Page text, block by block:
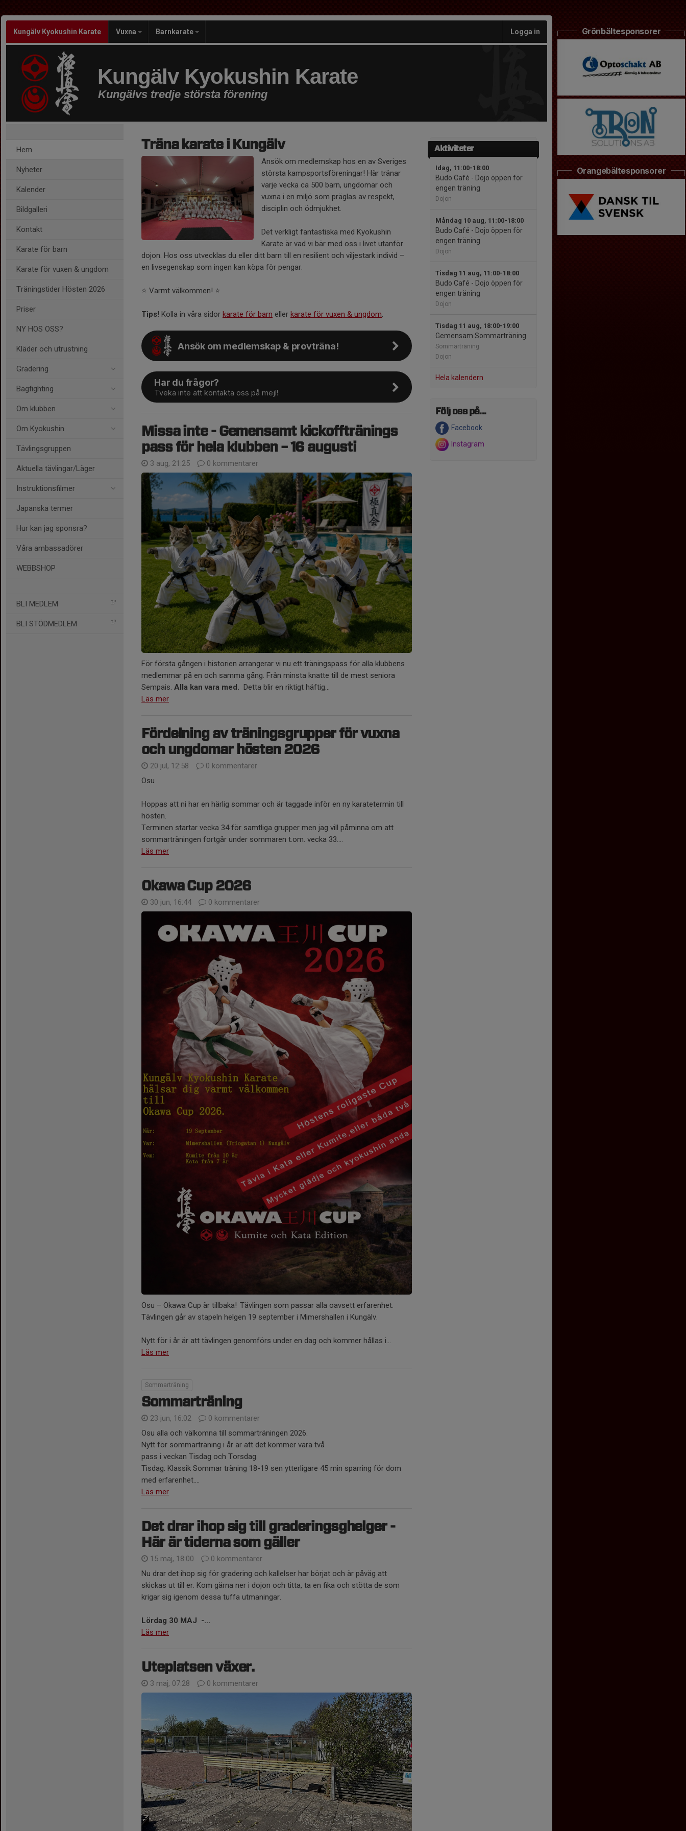
Kungälv Kyokushin Karate Vuxna Barnkarate Logga in
Kungälv Kyokushin Karate
Kungälvs tredje största förening
Hem
Nyheter
Kalender
Bildgalleri
Kontakt
Karate för barn
Karate för vuxen & ungdom
Träningstider Hösten 2026
Priser
NY HOS OSS?
Kläder och utrustning
Gradering
Bagfighting
Om klubben
Om Kyokushin
Tävlingsgruppen
Aktuella tävlingar/Läger
Instruktionsfilmer
Japanska termer
Hur kan jag sponsra?
Våra ambassadörer
WEBBSHOP
BLI MEDLEM
BLI STÖDMEDLEM
Aktiviteter
Idag, 11:00-18:00
Budo Café - Dojo öppen för
engen träning
Dojon
Måndag 10 aug, 11:00-18:00
Budo Café - Dojo öppen för
engen träning
Dojon
Tisdag 11 aug, 11:00-18:00
Budo Café - Dojo öppen för
engen träning
Dojon
Tisdag 11 aug, 18:00-19:00
Gemensam Sommarträning
Sommarträning
Dojon
Hela kalendern
Följ oss på...
Facebook
Instagram
Träna karate i Kungälv
Ansök om medlemskap hos en av Sveriges
största kampsportsföreningar! Här tränar
varje vecka ca 500 barn, ungdomar och
vuxna i en miljö som präglas av respekt,
disciplin och ödmjukhet.
Det verkligt fantastiska med Kyokushin
Karate är vad vi bär med oss i livet utanför
dojon. Hos oss utvecklas du eller ditt barn till en resilient och viljestark individ –
en livsegenskap som ingen kan köpa för pengar.
⭐️ Varmt välkommen! ⭐️
Tips! Kolla in våra sidor karate för barn eller karate för vuxen & ungdom.
Ansök om medlemskap & provträna!
Har du frågor?
Tveka inte att kontakta oss på mejl!
Missa inte - Gemensamt kickofftränings
pass för hela klubben – 16 augusti
3 aug, 21:25 0 kommentarer
För första gången i historien arrangerar vi nu ett träningspass för alla klubbens
medlemmar på en och samma gång. Från minsta knatte till de mest seniora
Sempais. Alla kan vara med.
Detta blir en riktigt häftig...
Läs mer
Fördelning av träningsgrupper för vuxna
och ungdomar hösten 2026
20 jul, 12:58
0 kommentarer
Osu
Hoppas att ni har en härlig sommar och är taggade inför en ny karatetermin till
hösten.
Terminen startar vecka 34 för samtliga grupper men jag vill påminna om att
sommarträningen fortgår under sommaren t.om. vecka 33....
Läs mer
Okawa Cup 2026
30 jun, 16:44 0 kommentarer
Osu – Okawa Cup är tillbaka! Tävlingen som passar alla oavsett erfarenhet.
Tävlingen går av stapeln helgen 19 september i Mimershallen i Kungälv.
Nytt för i år är att tävlingen genomförs under en dag och kommer hållas i...
Läs mer
Sommarträning
Sommarträning
23 jun, 16:02
0 kommentarer
Osu alla och välkomna till sommarträningen 2026.
Nytt för sommarträning i år är att det kommer vara två
pass i veckan Tisdag och Torsdag.
Tisdag: Klassik Sommar träning 18-19 sen ytterligare 45 min sparring för dom
med erfarenhet....
Läs mer
Det drar ihop sig till graderingsghelger -
Här är tiderna som gäller
15 maj, 18:00
0 kommentarer
Nu drar det ihop sig för gradering och kallelser har börjat och är påväg att
skickas ut till er. Kom gärna ner i dojon och titta, ta en fika och stötta de som
krigar sig igenom dessa tuffa utmaningar.
Lördag 30 MAJ -...
Läs mer
Uteplatsen växer.
3 maj, 07:28 0 kommentarer
Grönbältesponsorer
Orangebältesponsorer